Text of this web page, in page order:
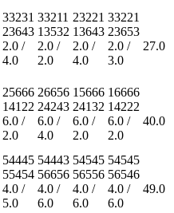
33231
23643
2.0 /
4.0
33211
13532
2.0 /
2.0
23221
13643
2.0 /
4.0
33221
23653
2.0 /
3.0
27.0
25666
14122
6.0 /
2.0
26656
24243
6.0 /
4.0
15666
24132
6.0 /
2.0
16666
14222
6.0 /
2.0
40.0
54445
55454
4.0 /
5.0
54443
56656
4.0 /
6.0
54545
56556
4.0 /
6.0
54545
56546
4.0 /
6.0
49.0